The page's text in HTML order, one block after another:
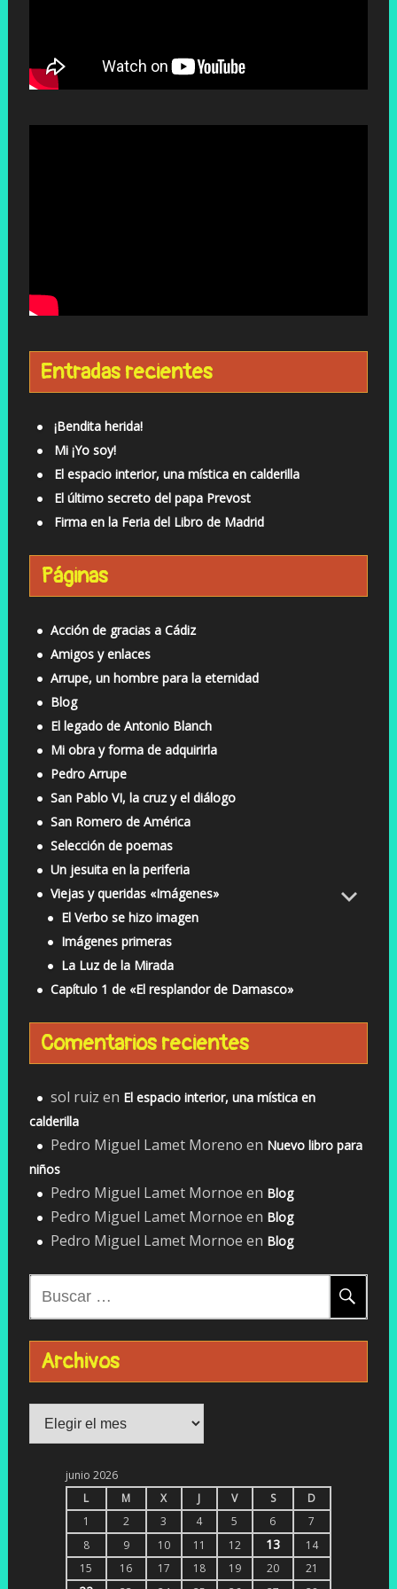
Entradas recientes
¡Bendita herida!
Mi ¡Yo soy!
El espacio interior, una mística en calderilla
El último secreto del papa Prevost
Firma en la Feria del Libro de Madrid
Páginas
Acción de gracias a Cádiz
Amigos y enlaces
Arrupe, un hombre para la eternidad
Blog
El legado de Antonio Blanch
Mi obra y forma de adquirirla
Pedro Arrupe
San Pablo VI, la cruz y el diálogo
San Romero de América
Selección de poemas
Un jesuita en la periferia
Viejas y queridas «Imágenes»
El Verbo se hizo imagen
Imágenes primeras
La Luz de la Mirada
Capítulo 1 de «El resplandor de Damasco»
Comentarios recientes
sol ruiz en El espacio interior, una mística en
calderilla
Pedro Miguel Lamet Moreno en Nuevo libro para
niños
Pedro Miguel Lamet Mornoe en Blog
Pedro Miguel Lamet Mornoe en Blog
Pedro Miguel Lamet Mornoe en Blog
Archivos
Archivos
junio 2026
L
M X J V S
D
1
2 3 4 5 6
7
8
9 10 11 12 13
14
15
16 17 18 19 20 21